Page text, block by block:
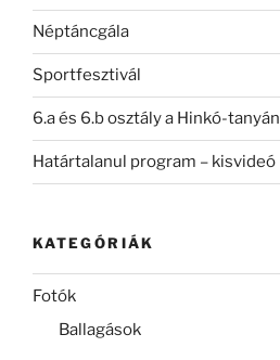
Néptáncgála
Sportfesztivál
6.a és 6.b osztály a Hinkó-tanyán
Határtalanul program – kisvideó
KATEGÓRIÁK
Fotók
Ballagások